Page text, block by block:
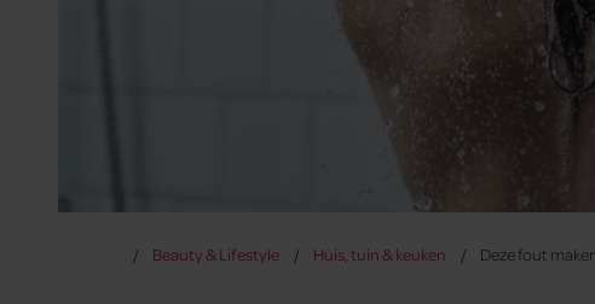
Beauty & Lifestyle Huis, tuin & keuken Deze fout